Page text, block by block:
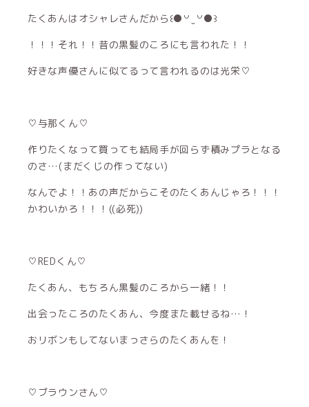
たくあんはオシャレさんだから꒰●꒡ ̫ ꒡●꒱
！！！それ！！昔の黒髪のころにも言われた！！
好きな声優さんに似てるって言われるのは光栄♡
♡与那くん♡
作りたくなって買っても結局手が回らず積みプラとなる
のさ…(まだくじの作ってない)
なんでよ！！あの声だからこそのたくあんじゃろ！！！
かわいかろ！！！((必死))
♡REDくん♡
たくあん、もちろん黒髪のころから一緒！！
出会ったころのたくあん、今度また載せるね…！
おリボンもしてないまっさらのたくあんを！
♡ブラウンさん♡